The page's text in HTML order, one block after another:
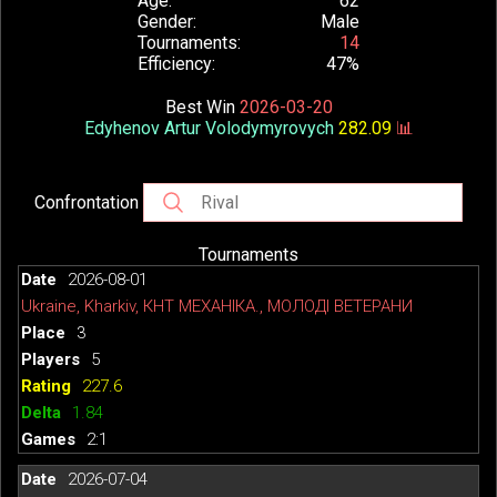
Gender
Male
Tournaments
14
Efficiency
47%
Best Win 2026-03-20
Edyhenov Artur Volodymyrovych 282.09 📊
Confrontation
Tournaments
2026-08-01
Ukraine, Kharkiv, КНТ МЕХАНІКА., МОЛОДІ ВЕТЕРАНИ
3
5
227.6
1.84
2:1
2026-07-04